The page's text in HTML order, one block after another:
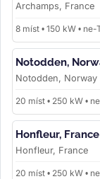
Archamps, France
8 míst • 150 kW • ne-
Notodden,
Notodden, Norway
20 míst • 250 kW •
Honfleur, France
Honfleur, France
20 míst • 250 kW •